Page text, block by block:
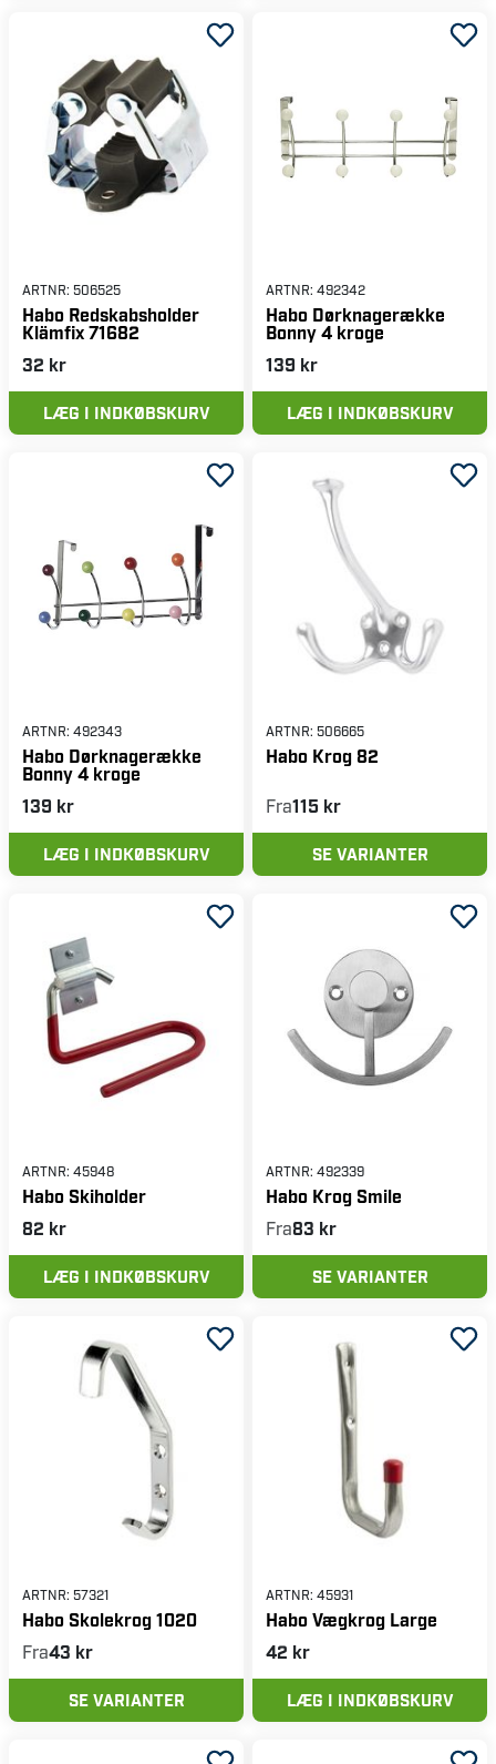
ARTNR: 506525
Habo Redskabsholder
Klämfix 71682
32 kr
LÆG I INDKØBSKURV
ARTNR: 492342
Habo Dørknagerække
Bonny 4 kroge
139 kr
LÆG I INDKØBSKURV
ARTNR: 492343
Habo Dørknagerække
Bonny 4 kroge
139 kr
LÆG I INDKØBSKURV
ARTNR: 506665
Habo Krog 82
Fra115 kr
SE VARIANTER
ARTNR: 45948
Habo Skiholder
82 kr
LÆG I INDKØBSKURV
ARTNR: 492339
Habo Krog Smile
Fra83 kr
SE VARIANTER
ARTNR: 57321
Habo Skolekrog 1020
Fra43 kr
SE VARIANTER
ARTNR: 45931
Habo Vægkrog Large
42 kr
LÆG I INDKØBSKURV